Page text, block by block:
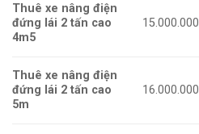
Thuê xe nâng điện
đứng lái 2 tấn cao
4m5
15.000.000
Thuê xe nâng điện
đứng lái 2 tấn cao
5m
16.000.000